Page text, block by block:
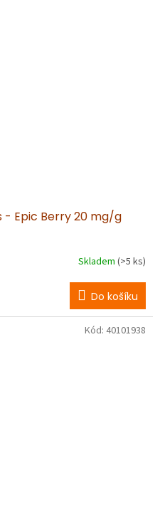
- Epic Berry 20 mg/g
Skladem (>5 ks)
Do košíku
Kód: 40101938